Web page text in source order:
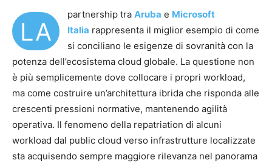
LA
partnership tra Aruba e Microsoft
Italia rappresenta il miglior esempio di come
si conciliano le esigenze di sovranità con la
potenza dell’ecosistema cloud globale. La questione non
è più semplicemente dove collocare i propri workload,
ma come costruire un’architettura ibrida che risponda alle
crescenti pressioni normative, mantenendo agilità
operativa. Il fenomeno della repatriation di alcuni
workload dal public cloud verso infrastrutture localizzate
sta acquisendo sempre maggiore rilevanza nel panorama